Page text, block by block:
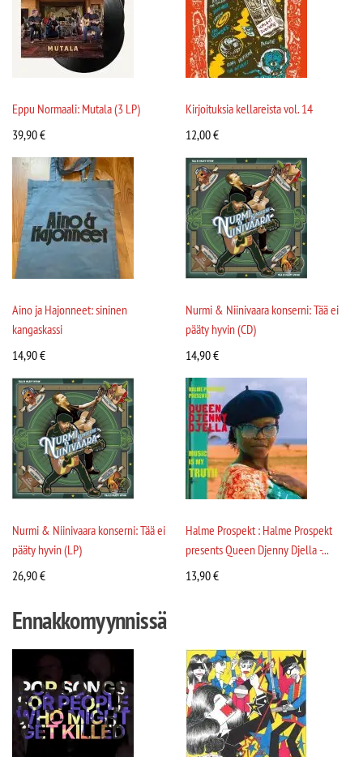
Eppu Normaali: Mutala (3 LP)
39,90€
Kirjoituksia kellareista vol. 14
12,00€
Aino ja Hajonneet: sininen
kangaskassi
14,90€
Nurmi & Niinivaara konserni: Tää ei
pääty hyvin (CD)
14,90€
Nurmi & Niinivaara konserni: Tää ei
pääty hyvin (LP)
26,90€
Halme Prospekt : Halme Prospekt
presents Queen Djenny Djella -...
13,90€
Ennakkomyynnissä